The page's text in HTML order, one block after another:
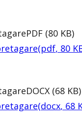
PDF (80 KB)
(pdf, 80
DOCX (68 KB)
(docx, 68